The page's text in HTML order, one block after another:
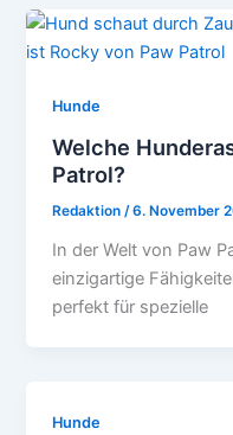
Hunde
Welche
Patrol?
Redaktion/6. November
In der Welt von Paw
einzigartige
perfekt für spezielle
Hunde